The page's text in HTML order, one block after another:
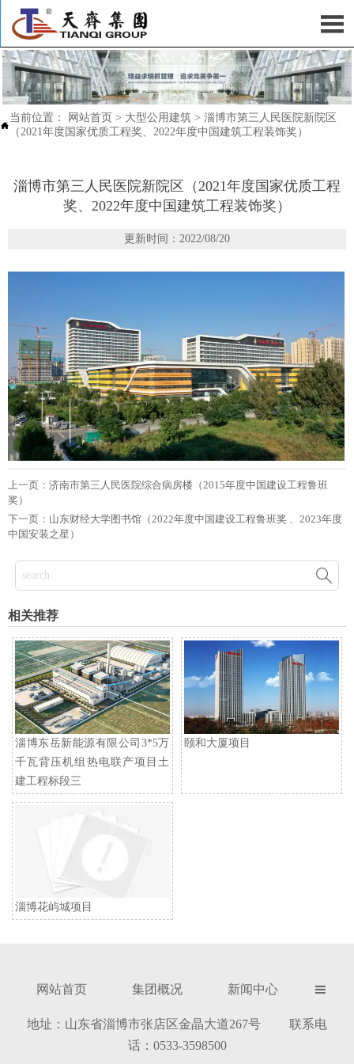


当前位置： 网站首页 > 大型公用建筑 > 淄博市第三人民医院新院区
（2021年度国家优质工程奖、2022年度中国建筑工程装饰奖）
淄博市第三人民医院新院区（2021年度国家优质工程
奖、2022年度中国建筑工程装饰奖）
更新时间：2022/08/20
上一页： 济南市第三人民医院综合病房楼（2015年度中国建设工程鲁班
奖）
下一页： 山东财经大学图书馆（2022年度中国建设工程鲁班奖 、2023年度
中国安装之星）

相关推荐
淄博东岳新能源有限公司3*5万
千瓦背压机组热电联产项目土
建工程标段三
颐和大厦项目
淄博花屿城项目
网站首页 集团概况 新闻中心 
地址：山东省淄博市张店区金晶大道267号 联系电
话：0533-3598500